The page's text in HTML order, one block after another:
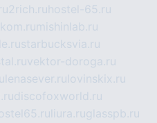
2rich.ru hostel-65.ru
mishinlab.ru
starbucksvia.ru
vektor-doroga.ru
lenasever.ru lovinskix.ru
discofoxworld.ru
liura.ruglasspb.ru